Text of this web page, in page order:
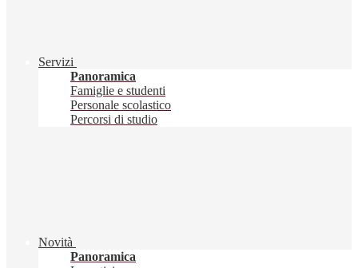
Servizi
Panoramica
Famiglie e studenti
Personale scolastico
Percorsi di studio
Novità
Panoramica